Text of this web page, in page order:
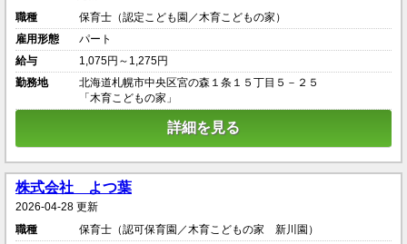
職種
保育士（認定こども園／木育こどもの家）
雇用形態
パート
給与
1,075円～1,275円
勤務地
北海道札幌市中央区宮の森１条１５丁目５－２５
「木育こどもの家」
詳細を見る
株式会社 よつ葉
2026-04-28 更新
職種
保育士（認可保育園／木育こどもの家 新川園）